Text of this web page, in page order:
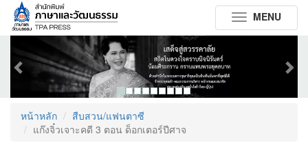
Toggle
navigation
MENU
Previous
หน้าหลัก
สืบสวน/แฟนตาซี
แก๊งจิ๋วเจาะคดี 3 ตอน ด็อกเตอร์ปีศาจ